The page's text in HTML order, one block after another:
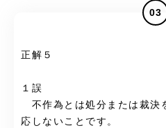
03
正解５
１誤
不作為とは処分または裁決
応しないことです。